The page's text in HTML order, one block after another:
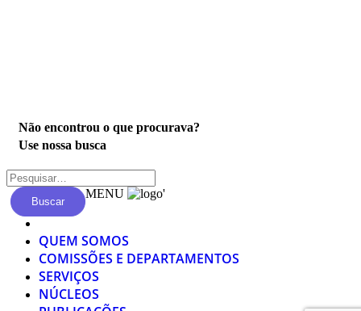
Não encontrou o que procurava?
Use nossa busca
Buscar
MENU '
QUEM SOMOS
COMISSÕES E DEPARTAMENTOS
SERVIÇOS
NÚCLEOS